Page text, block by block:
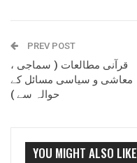
PREV POST
قرآنی مطالعات ( سماجی ،
معاشی و سیاسی مسائل کے
حوالہ سے )
YOU MIGHT ALSO LIKE